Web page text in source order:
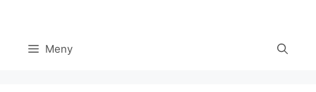
innehåll Meny